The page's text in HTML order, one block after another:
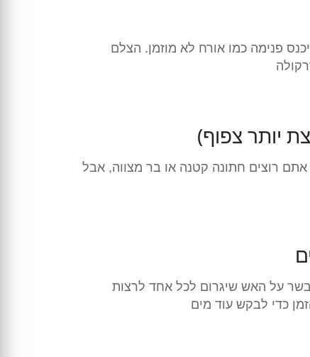
פנימה כמו אורח לא מוזמן. הצלם
יותר צפוף)
שני אולמות שיכולים להכיל בין 300 ל-350 איש. זה נחמד אם אתם רוצים חתונה קטנה או בר מצווה, אבל
על האש שיגרום לכל אחד לרצות
כדי לבקש עוד מים